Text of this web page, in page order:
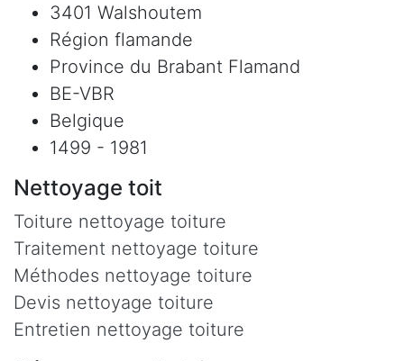
3401 Walshoutem
Région flamande
Province du Brabant Flamand
BE-VBR
Belgique
1499 - 1981
Nettoyage toit
Toiture nettoyage toiture
Traitement nettoyage toiture
Méthodes nettoyage toiture
Devis nettoyage toiture
Entretien nettoyage toiture